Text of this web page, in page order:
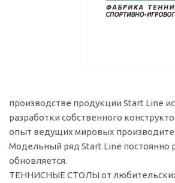
производстве продукции Start Line
разработки собственного
опыт ведущих мировых
Модельный ряд Start Line постоянно
обновляется.
ТЕННИСНЫЕ СТОЛЫ от